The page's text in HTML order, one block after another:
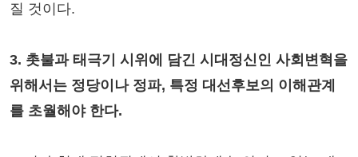
질 것이다.
3. 촛불과 태극기 시위에 담긴 시대정신인 사회변혁을
위해서는 정당이나 정파, 특정 대선후보의 이해관계
를 초월해야 한다.